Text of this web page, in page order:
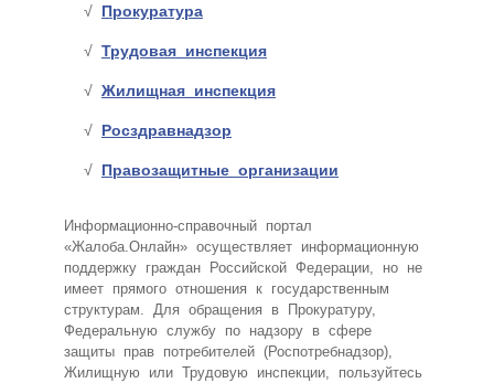
Прокуратура
Трудовая инспекция
Жилищная инспекция
Росздравнадзор
Правозащитные организации
Информационно-справочный портал
«Жалоба.Онлайн» осуществляет информационную
поддержку граждан Российской Федерации, но не
имеет прямого отношения к государственным
структурам. Для обращения в Прокуратуру,
Федеральную службу по надзору в сфере
защиты прав потребителей (Роспотребнадзор),
Жилищную или Трудовую инспекции, пользуйтесь